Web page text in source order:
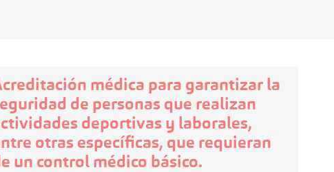
médica para garantizar la
de personas que realizan
deportivas y laborales,
otras específicas, que requieran
un control médico básico.